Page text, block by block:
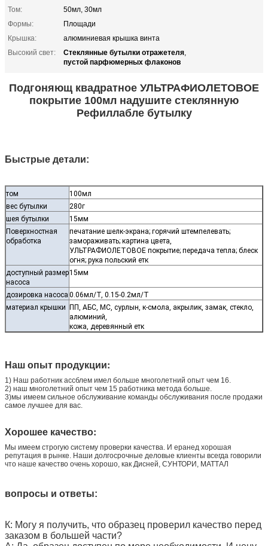
Том:
50мл, 30мл
Формы:
Площади
Крышка:
алюминиевая крышка винта
Высокий свет:
Стеклянные бутылки отражетеля,
пустой парфюмерных флаконов
Подгоняющ квадратное УЛЬТРАФИОЛЕТОВОЕ
покрытие 100мл надушите стеклянную
Рефиллабле бутылку
Быстрые детали:
том
100мл
вес бутылки
280г
шея бутылки
15мм
Поверхностная
обработка
печатание шелк-экрана; горячий штемпелевать;
замораживать; картина цвета,
УЛЬТРАФИОЛЕТОВОЕ покрытие; передача тепла; блеск
огня; рука польский етк
доступный размер
насоса
15мм
дозировка насоса 0.06мл/Т, 0.15-0.2мл/Т
материал крышки ПП, АБС, МС, сурлын, к-смола, акрылик, замак, стекло,
алюминий,
кожа, деревянный етк
Наш опыт продукции:
1) Наш работник ассблем имел больше многолетний опыт чем 16.
2) наш многолетний опыт чем 15 работника метода больше.
3)мы имеем сильное обслуживание команды обслуживания после продажи
самое лучшее для вас.
Хорошее качество:
Мы имеем строгую систему проверки качества. И еранед хорошая
репутация в рынке. Наши долгосрочные деловые клиенты всегда говорили
что наше качество очень хорошо, как Дисней, СУНТОРИ, МАТТАЛ
вопросы и ответы:
К: Могу я получить, что образец проверил качество перед
заказом в большей части?